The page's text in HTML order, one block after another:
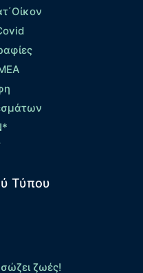
Τύπου
ζωές!